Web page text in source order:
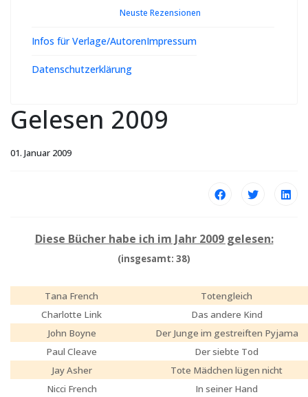
Neuste Rezensionen
Infos für Verlage/AutorenImpressum
Datenschutzerklärung
Gelesen 2009
01. Januar 2009
Diese Bücher habe ich im Jahr 2009 gelesen:
(insgesamt: 38)
Tana French
Totengleich
Charlotte Link
Das andere Kind
John Boyne
Der Junge im gestreiften Pyjama
Paul Cleave
Der siebte Tod
Jay Asher
Tote Mädchen lügen nicht
Nicci French
In seiner Hand